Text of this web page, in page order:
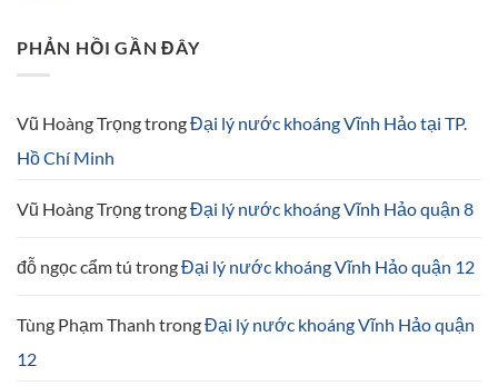
Bình
Thuận
PHẢN HỒI GẦN ĐÂY
Vũ Hoàng TrọngtrongĐại lý nước khoáng Vĩnh Hảo tại TP.
Hồ Chí Minh
Vũ Hoàng TrọngtrongĐại lý nước khoáng Vĩnh Hảo quận 8
đỗ ngọc cẩm tú trongĐại lý nước khoáng Vĩnh Hảo quận 12
Tùng Phạm Thanh trongĐại lý nước khoáng Vĩnh Hảo quận
12